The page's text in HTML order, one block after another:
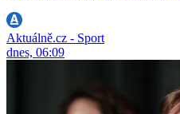
Aktuálně.cz - Sport
dnes, 06:09